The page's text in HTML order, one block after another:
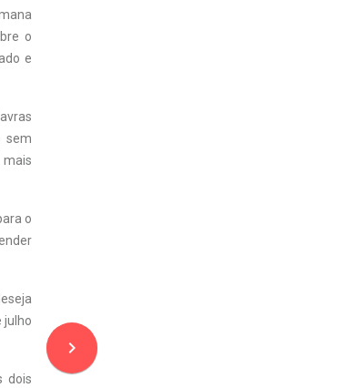
o
e
sem
mais
o
julho
dois
navigate_next